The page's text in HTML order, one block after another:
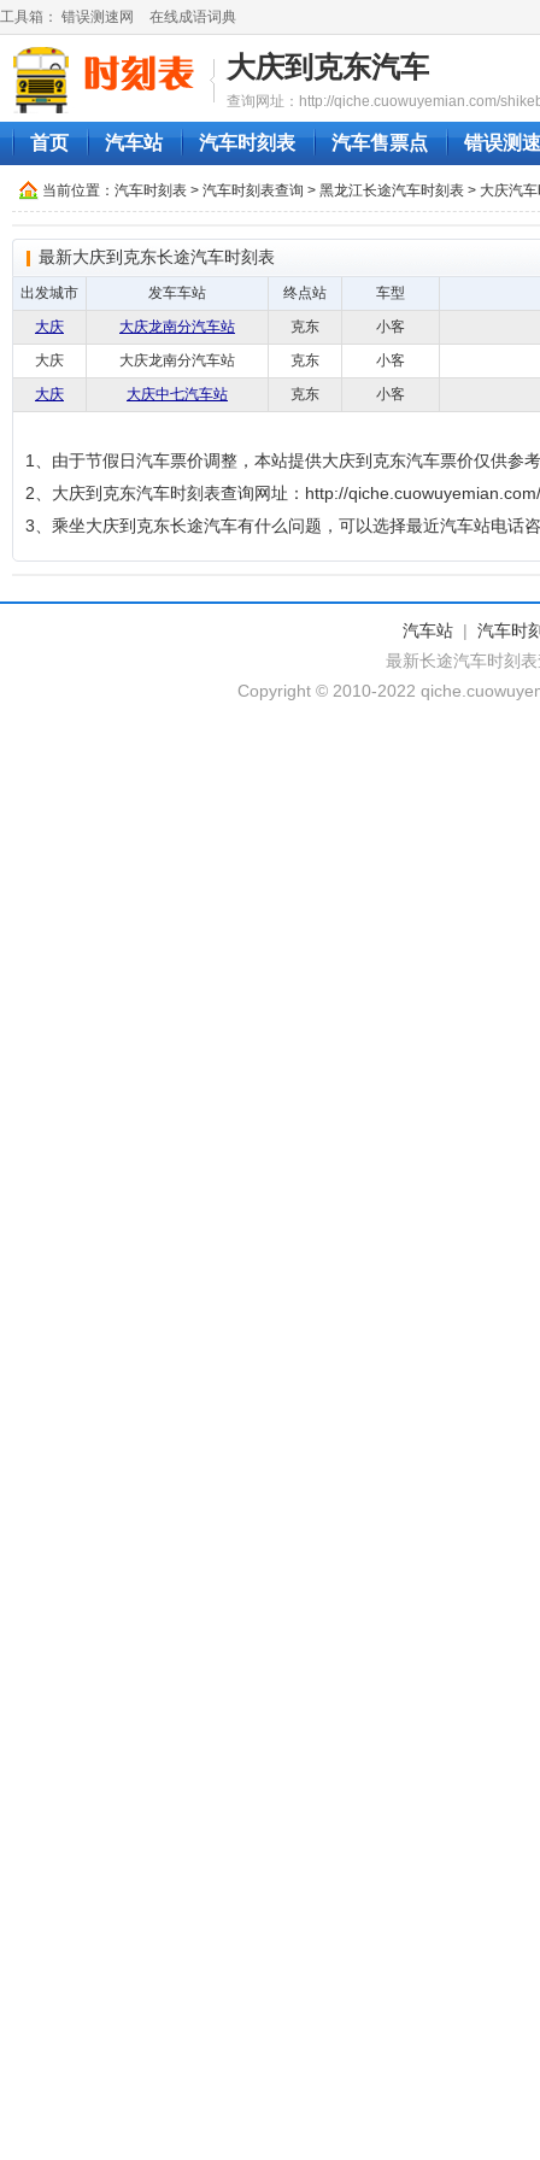
工具箱： 错误测速网 在线成语词典
大庆到克东汽车
查询网址：http://qiche.cuowuyemian.com/
首页 汽车站 汽车时刻表 汽车售票点 错误测
当前位置： 汽车时刻表 > 汽车时刻表查询 > 黑龙江长途汽车时刻表 > 大庆汽
最新大庆到克东长途汽车时刻表
出发城市 发车车站 终点站
车型
大庆
大庆龙南分汽车站 克东
小客
大庆
大庆龙南分汽车站 克东
小客
大庆
大庆中七汽车站 克东 小客
1、由于节假日汽车票价调整，本站提供大庆到克东汽车票价仅供参
2、大庆到克东汽车时刻表查询网址：http://
3、乘坐大庆到克东长途汽车有什么问题，可以选择最近汽车站电话
汽车站 | 汽车时
最新长途汽车时刻
Copyright © 2010-2022